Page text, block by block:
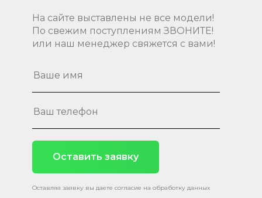
На сайте выставлены не все модели!
По свежим поступлениям ЗВОНИТЕ!
или наш менеджер свяжется с вами!
Оставить заявку
Оставляя заявку вы даете согласие на обработку данных